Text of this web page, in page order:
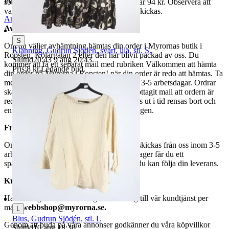
som avslutas samma dag. Samfraktspriset är 94 kr. Observera att
varor märkta endast avhämtning inte kan skickas.
Avhämtning
Om du väljer avhämtning hämtas din order i Myrornas butik i
Ropsten, Kolargatan 2 efter den har blivit packad av oss. Du
kommer att få ett separat mail med rubriken Välkommen att hämta
din order på Myrorna i Ropsten! när din order är redo att hämtas. Ta
med legitimation. Hanteringstiden är cirka 3-5 arbetsdagar. Ordrar
ska hämtas senast 7 dagar efter att man mottagit mail att ordern är
redo för avhämtning. Ordrar som ej hämtas ut i tid rensas bort och
en avgift på 84 kr dras av från återbetalningen.
Frakt
Om du har valt frakt kommer din vara att skickas från oss inom 3-5
arbetsdagar. När din vara har lämnat vårt lager får du ett
spårningsnummer av DSV inom kort där du kan följa din leverans.
Kundservice
Har du frågor eller funderingar hör av dig till vår kundtjänst per
mail: webbshop@myrorna.se.
Genom att buda på våra annonser godkänner du våra köpvillkor
Anmäl Sälj liknande
S
Klänning, Gudrun Sjödén, svart, lila, stl. S.
Sluttid20:43 9 aug 20:43.
Pris:8 kr,Ledande bud.
Blus, Gudrun Sjödén, stl. L